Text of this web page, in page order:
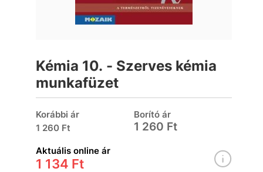
Kémia 10. - Szerves kémia
munkafüzet
Korábbi ár
1 260 Ft
Borító ár
1 260 Ft
Aktuális online ár
1 134 Ft